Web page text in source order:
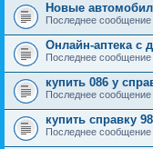
Новые
Последнее сообщение
Онлайн-аптека с
Последнее сообщение
купить 086 у
Последнее сообщение
купить справку
Последнее сообщение